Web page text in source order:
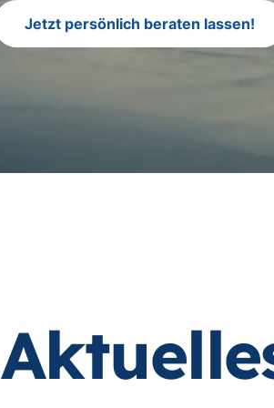
Jetzt persönlich beraten lassen!